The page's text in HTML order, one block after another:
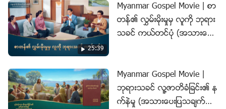
မည္။”(ရွင္မႆဲခရစ္ဝင္ ၇:၂၁)
“သခင္၊ သခင္” ဟုေခၚသည့္
ဤလူတို႔သည္ သခင့္အေပၚ သူတို႔၏ ယုံၾကည္ျခင္းေၾကာင့္
ကယ္တင္ျခင္းခံရၿပီးသူတို႔ျဖစ္ၾကသည္။ ဤသို႔ဆိုလွ်င္ အဘ
ယ္ေၾကာင့္ သူတို႔ထဲမွ လူတိုင္း ေကာင္းကင္ႏိုင္ငံေတာ္သို႔ မဝ
င္ေရာက္ႏိုင္သနည္း။ မည္သို႔ ျဖစ္ေနပါသနည္း။ ကယ္တင္ျ
ခင္းခံရျခင္းႏွင့္ ေကာင္းကင္ႏိုင္ငံေတာ္သို႔ ဝင္ေရာက္ျခင္းတို႔ၾ
ကားရွိ ဆက္ႏြယ္ပုံသည္ အတိအက် မည္သို႔ျဖစ္သနည္း။
25:39
Myanmar Gospel Movie | စာ
တန္၏ လႊမ္းမိုးမႈမွ လူကို ဘုရား
သခင္ ကယ္တင္ပုံ (အသားေပးျ
Myanmar Gospel Movie |
ဘုရားသခင္ လူ႔ဇာတိခံျခင္း၏ န
က္နဲမႈ (အသားေပးျပသခ်က္